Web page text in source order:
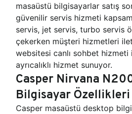
masaüstü bilgisayarlar satış
güvenilir servis hizmeti
servis, jet servis, turbo servis
çekerken müşteri hizmetleri
websitesi canlı sohbet
ayrıcalıklı hizmet sunuyor.
Casper Nirvana
Bilgisayar Özellikleri
Casper masaüstü desktop